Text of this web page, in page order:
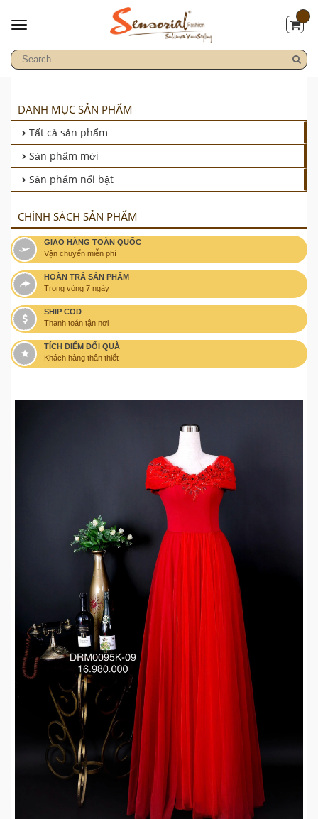
DANH MỤC SẢN PHẨM
Tất cả sản phẩm
Sản phẩm mới
Sản phẩm nổi bật
CHÍNH SÁCH SẢN PHẨM
GIAO HÀNG TOÀN QUỐC
Vận chuyển miễn phí
HOÀN TRẢ SẢN PHẨM
Trong vòng 7 ngày
SHIP COD
Thanh toán tận nơi
TÍCH ĐIỂM ĐỔI QUÀ
Khách hàng thân thiết